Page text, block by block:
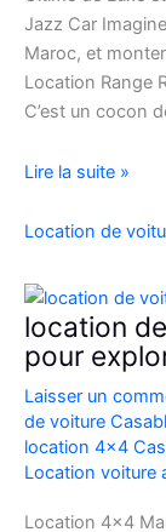
Jazz Car
Maroc, et
Location Range
C’est un cocon
Location
Rover
Casablanca
Lire la suite »
Location de
location
pour
Laisser un
de voiture
location 4x4
Location voiture
Location 4×4